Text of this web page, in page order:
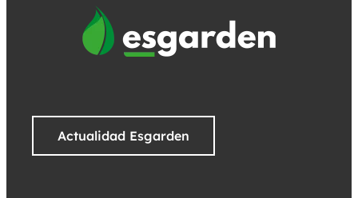
Actualidad Esgarden